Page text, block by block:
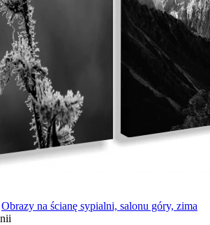
Obrazy na ścianę sypialni, salonu góry, zima